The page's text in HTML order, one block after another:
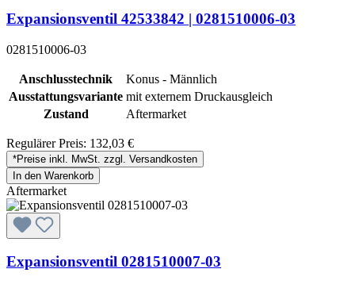
Expansionsventil 42533842 | 0281510006-03
0281510006-03
Anschlusstechnik
Konus - Männlich
Ausstattungsvariante mit externem Druckausgleich
Zustand
Aftermarket
Regulärer Preis: 132,03 €
*Preise inkl. MwSt. zzgl. Versandkosten
In den Warenkorb
Aftermarket
Expansionsventil 0281510007-03